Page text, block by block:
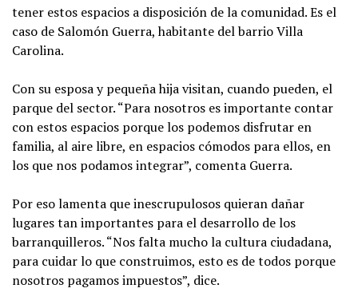
tener estos espacios a disposición de la comunidad. Es el
caso de Salomón Guerra, habitante del barrio Villa
Carolina.
Con su esposa y pequeña hija visitan, cuando pueden, el
parque del sector. “Para nosotros es importante contar
con estos espacios porque los podemos disfrutar en
familia, al aire libre, en espacios cómodos para ellos, en
los que nos podamos integrar”, comenta Guerra.
Por eso lamenta que inescrupulosos quieran dañar
lugares tan importantes para el desarrollo de los
barranquilleros. “Nos falta mucho la cultura ciudadana,
para cuidar lo que construimos, esto es de todos porque
nosotros pagamos impuestos”, dice.